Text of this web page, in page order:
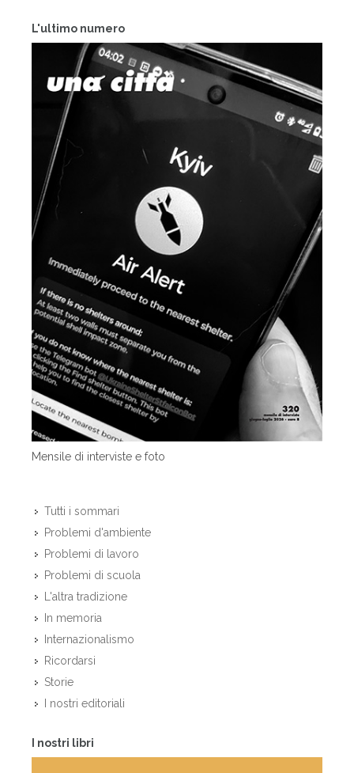
L'ultimo numero
Mensile di interviste e foto
Tutti i sommari
Problemi d'ambiente
Problemi di lavoro
Problemi di scuola
L'altra tradizione
In memoria
Internazionalismo
Ricordarsi
Storie
I nostri editoriali
I nostri libri